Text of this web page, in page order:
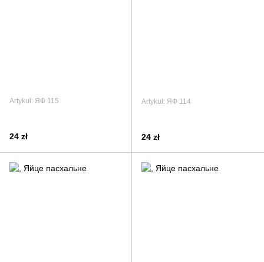
Artykuł: ЯФ 115
24 zł
Artykuł: ЯФ 114
24 zł